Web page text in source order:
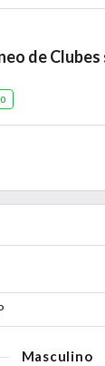
Masculino